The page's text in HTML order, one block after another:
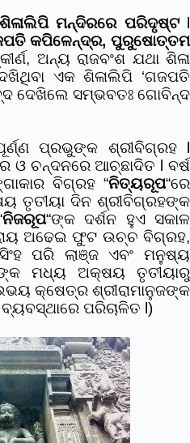
ମନ୍ଦିରରେ ପରିଦୃଷ୍ଟl
କପିଳେନ୍ଦ୍ର, ପୁରୁଷୋତ୍ତମ
ଅନ୍ୟ ରାଜବଂଶ ଯଥା ଶିଳା
ଏକ ଶିଳାଲିପି ‘ଗଜପତି
ଦେଖିଲେ ସମ୍ଭବତଃ ଗୋବିନ୍ଦ
ପ୍ରଭୁଙ୍କ ଶ୍ରୀବିଗ୍ରହ l
ଓ ଚନ୍ଦନରେ ଆଚ୍ଛାଦିତ l ବର୍ଷ
ବିଗ୍ରହ “ନିତ୍ୟରୂପ“ରେ
ତୃତୀୟା ଦିନ ଶ୍ରୀବିଗ୍ରହଙ୍କ
ନିଜରୂପ“ଙ୍କ ଦର୍ଶନ ହୁଏ ସକାଳ
ଅଢେଇ ଫୁଟ ଉଚ୍ଚ ବିଗ୍ରହ,
ପରି ଲାଞ୍ଜ ଏବଂ ମନୁଷ୍ୟ
ମଧ୍ୟ ଅକ୍ଷୟ ତୃତୀୟାରୁ
କ୍ଷେତ୍ର ଶ୍ରୀରାମାନୁଜଙ୍କ
ପରିଚାଳିତ l)